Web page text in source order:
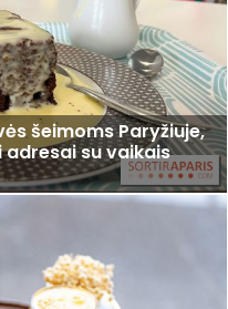
šeimoms Paryžiuje,
su vaikais